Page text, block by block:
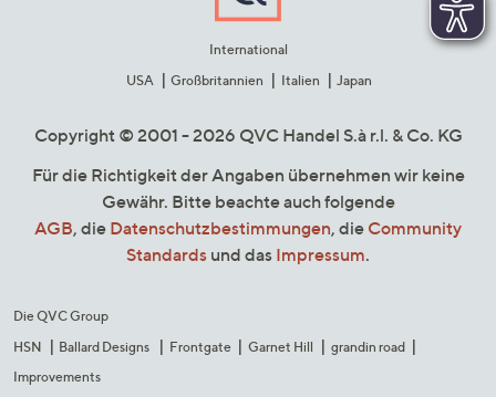
International
USA
Großbritannien Italien Japan
Copyright © 2001 - 2026 QVC Handel S.à r.l. & Co. KG
Für die Richtigkeit der Angaben übernehmen wir keine
Gewähr. Bitte beachte auch folgende
AGB, die Datenschutzbestimmungen, die Community
Standards und das Impressum.
Die QVC Group
HSN
Ballard Designs Frontgate Garnet Hill
grandin road
Improvements